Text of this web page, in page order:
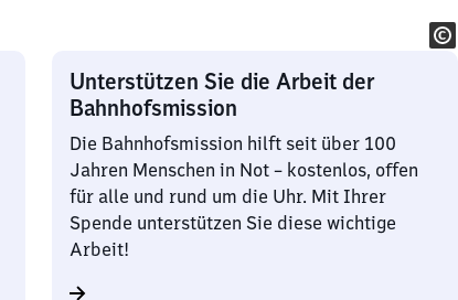
Unterstützen Sie die Arbeit der
Bahnhofsmission
Die Bahnhofsmission hilft seit über 100
Jahren Menschen in Not – kostenlos, offen
für alle und rund um die Uhr. Mit Ihrer
Spende unterstützen Sie diese wichtige
Arbeit!